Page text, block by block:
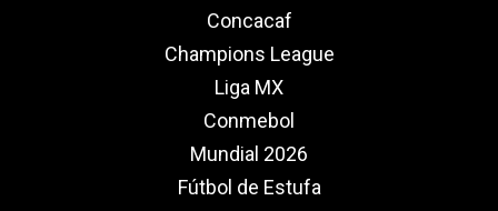
Concacaf
Champions League
Liga MX
Conmebol
Mundial 2026
Fútbol de Estufa